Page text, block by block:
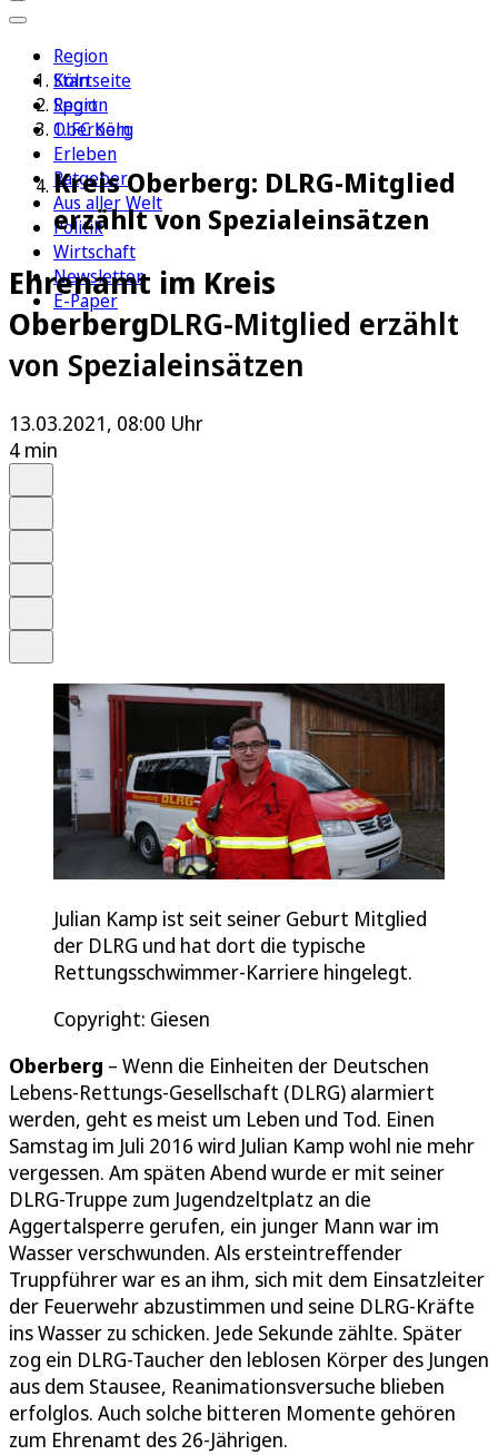
Region
Köln
Sport
1. FC Köln
Erleben
Ratgeber
Aus aller Welt
Politik
Wirtschaft
Newsletter
E-Paper
Startseite
Region
Oberberg
Kreis Oberberg: DLRG-Mitglied
erzählt von Spezialeinsätzen
Ehrenamt im Kreis
OberbergDLRG-Mitglied erzählt
von Spezialeinsätzen
13.03.2021, 08:00 Uhr
4 min
Julian Kamp ist seit seiner Geburt Mitglied
der DLRG und hat dort die typische
Rettungsschwimmer-Karriere hingelegt.
Copyright: Giesen
Oberberg – Wenn die Einheiten der Deutschen
Lebens-Rettungs-Gesellschaft (DLRG) alarmiert
werden, geht es meist um Leben und Tod. Einen
Samstag im Juli 2016 wird Julian Kamp wohl nie mehr
vergessen. Am späten Abend wurde er mit seiner
DLRG-Truppe zum Jugendzeltplatz an die
Aggertalsperre gerufen, ein junger Mann war im
Wasser verschwunden. Als ersteintreffender
Truppführer war es an ihm, sich mit dem Einsatzleiter
der Feuerwehr abzustimmen und seine DLRG-Kräfte
ins Wasser zu schicken. Jede Sekunde zählte. Später
zog ein DLRG-Taucher den leblosen Körper des Jungen
aus dem Stausee, Reanimationsversuche blieben
erfolglos. Auch solche bitteren Momente gehören
zum Ehrenamt des 26-Jährigen.